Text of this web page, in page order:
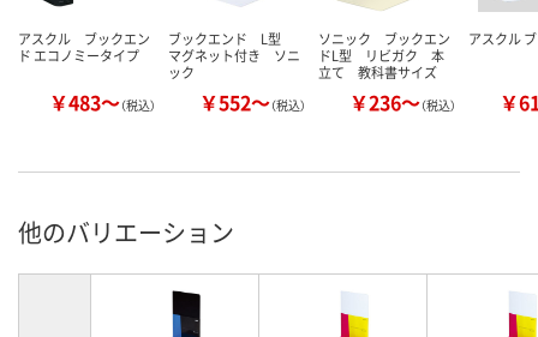
アスクル ブックエン
ド エコノミータイプ
￥483～（税込）
ブックエンド L型
マグネット付き ソニ
ック
￥552～（税込）
ソニック ブックエン
ドL型 リビガク 本
立て 教科書サイズ
￥236～（税込）
アスクル
￥
他のバリエーション